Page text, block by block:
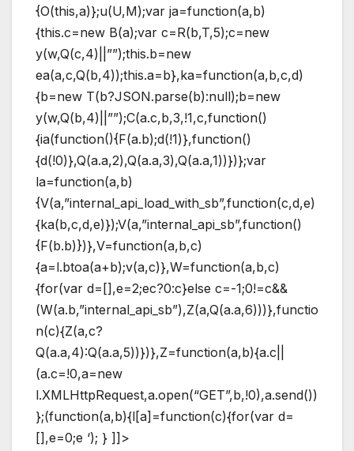
{O(this,a)};u(U,M);var ja=function(a,b)
{this.c=new B(a);var c=R(b,T,5);c=new
y(w,Q(c,4)||””);this.b=new
ea(a,c,Q(b,4));this.a=b},ka=function(a,b,c,d)
{b=new T(b?JSON.parse(b):null);b=new
y(w,Q(b,4)||””);C(a.c,b,3,!1,c,function()
{ia(function(){F(a.b);d(!1)},function()
{d(!0)},Q(a.a,2),Q(a.a,3),Q(a.a,1))})};var
la=function(a,b)
{V(a,”internal_api_load_with_sb”,function(c,d,e)
{ka(b,c,d,e)});V(a,”internal_api_sb”,function()
{F(b.b)})},V=function(a,b,c)
{a=l.btoa(a+b);v(a,c)},W=function(a,b,c)
{for(var d=[],e=2;ec?0:c}else c=-1;0!=c&&
(W(a.b,”internal_api_sb”),Z(a,Q(a.a,6)))},functio
n(c){Z(a,c?
Q(a.a,4):Q(a.a,5))})},Z=function(a,b){a.c||
(a.c=!0,a=new
l.XMLHttpRequest,a.open(“GET”,b,!0),a.send())
};(function(a,b){l[a]=function(c){for(var d=
[],e=0;e ‘); } ]]>